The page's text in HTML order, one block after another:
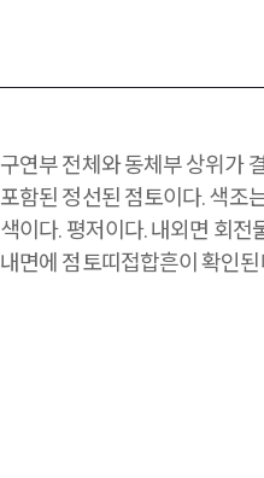
구연부 전체와 동체부 상위가
포함된 정선된 점토이다. 색조
색이다. 평저이다. 내외면 회전
내면에 점토띠접합흔이 확인된